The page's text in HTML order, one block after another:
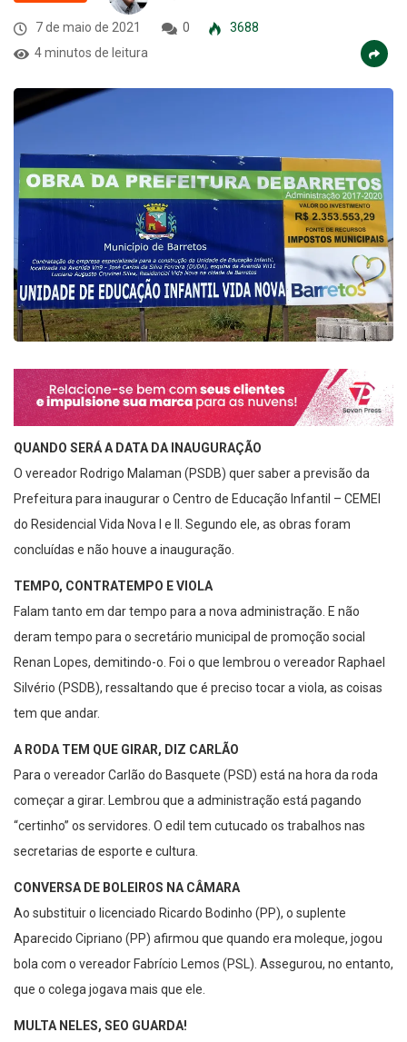
7 de maio de 2021 0
3688
4 minutos de leitura
QUANDO SERÁ A DATA DA INAUGURAÇÃO
O vereador Rodrigo Malaman (PSDB) quer saber a previsão da
Prefeitura para inaugurar o Centro de Educação Infantil – CEMEI
do Residencial Vida Nova I e II. Segundo ele, as obras foram
concluídas e não houve a inauguração.
TEMPO, CONTRATEMPO E VIOLA
Falam tanto em dar tempo para a nova administração. E não
deram tempo para o secretário municipal de promoção social
Renan Lopes, demitindo-o. Foi o que lembrou o vereador Raphael
Silvério (PSDB), ressaltando que é preciso tocar a viola, as coisas
tem que andar.
A RODA TEM QUE GIRAR, DIZ CARLÃO
Para o vereador Carlão do Basquete (PSD) está na hora da roda
começar a girar. Lembrou que a administração está pagando
“certinho” os servidores. O edil tem cutucado os trabalhos nas
secretarias de esporte e cultura.
CONVERSA DE BOLEIROS NA CÂMARA
Ao substituir o licenciado Ricardo Bodinho (PP), o suplente
Aparecido Cipriano (PP) afirmou que quando era moleque, jogou
bola com o vereador Fabrício Lemos (PSL). Assegurou, no entanto,
que o colega jogava mais que ele.
MULTA NELES, SEO GUARDA!